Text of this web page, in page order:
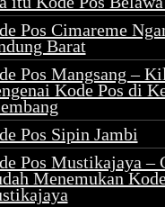
Pos Cimareme
Barat
Pos Mangsang –
Kode Pos di
Pos Sipin Jambi
Pos Mustikajaya –
Menemukan